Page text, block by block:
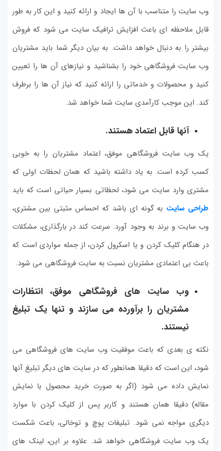
وب سایت را متناسب با آن ها ایجاد و ارائه کنید و این کار به طور
قابل ملاحظه ای باعث افزایش ترافیک سایت می شود که فروش
بیشتر را به دنبال خواهد داشت. به بیان دیگر شما باید مشتریان
وب سایت فروشگاهی خود را بشناشید و نیازهای آن ها را تعیین
کنید و محصولات و خدماتی را ارائه کنید که نیاز آن ها را برطرف
کند. این موجب کارآمدی سایت شما خواهد شد.
آنها قابل اعتماد هستند.
یک وب سایت فروشگاهی موفق، اعتماد مشتریان را به خوبی
کسب کرده است. به یاد داشته باشید که همان لحظات اولی که
مشتری وارد سایت می شود، لحظاتی بسیار حیاتی است که باید
طراحی سایت به گونه ای باشد که احساس مثبتی بین مشتری،
وب سایت و برند به وجود آورد. سرعت کند در بارگذاری، مشکلات
در هنگام کلیک کردن و یا اسکرول کردن، از جمله مواردی است که
باعث بی اعتمادی مشتریان نسبت به سایت فروشگاهی می شود.
وب سایت های فروشگاهی موفق، انتظارات
مشتریان را برآورده می سازند و تنها یک تبلیغ
نیستند.
نکته ی بعدی که باعث موفقیت وب سایت های فروشگاهی می
شود، این است که دقیقا همانطور که در سایت های دیگر تبلیغ آنها
نمایش داده می شود (اگر به صورت خرید محصول با نمایش
مقاله) دقیقا همان هستند و کاربر پس از کلیک کردن با موارد
دیگری مواجه نمی شود. تبلیغات پوچ و توخالی، باعث شکست
یک وب سایت فروشگاهی خواهد شد. علاوه بر این، لینک های